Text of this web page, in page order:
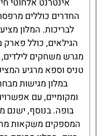
אינטרנט אלחוטי
החדרים כוללים
לבריכות. המלון
הגילאים, כולל פארק
מגרש משחקים
טניס וספא מרגיע
במלון מגישות
ומקומיים, עם
בופה. בנוסף, ישנם
המספקים משקאות